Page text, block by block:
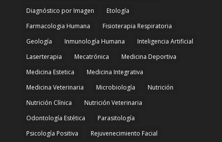
Diagnóstico por Imagen
Etología
Farmacologia Humana
Fisioterapia Respiratoria
Geología
Inmunología Humana
Inteligencia Artificial
Laserterapia
Mecatrónica
Medicina Deportiva
Medicina Estetica
Medicina Integrativa
Medicina Veterinaria
Microbiología
Nutrición
Nutrición Clínica
Nutrición Veterinaria
Odontología Estética
Parasitología
Psicología Positiva
Rejuvenecimiento Facial